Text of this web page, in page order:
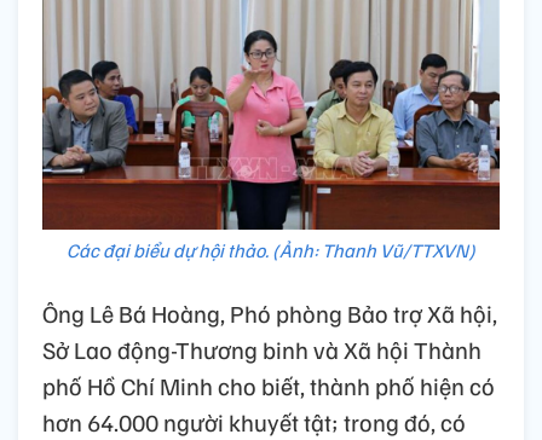
Các đại biểu dự hội thảo. (Ảnh: Thanh Vũ/TTXVN)
Ông Lê Bá Hoàng, Phó phòng Bảo trợ Xã hội,
Sở Lao động-Thương binh và Xã hội Thành
phố Hồ Chí Minh cho biết, thành phố hiện có
hơn 64.000 người khuyết tật; trong đó, có